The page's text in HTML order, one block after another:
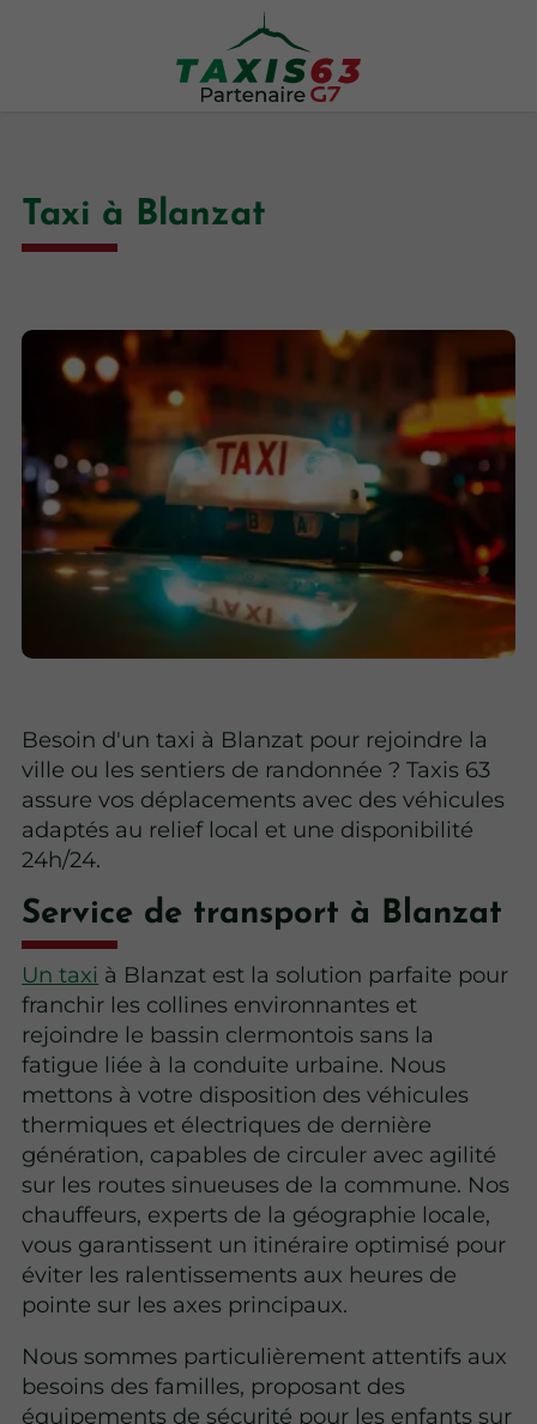
Taxi à Blanzat
Besoin d'un taxi à Blanzat pour rejoindre la
ville ou les sentiers de randonnée ? Taxis 63
assure vos déplacements avec des véhicules
adaptés au relief local et une disponibilité
24h/24.
Service de transport à Blanzat
Un taxi à Blanzat est la solution parfaite pour
franchir les collines environnantes et
rejoindre le bassin clermontois sans la
fatigue liée à la conduite urbaine. Nous
mettons à votre disposition des véhicules
thermiques et électriques de dernière
génération, capables de circuler avec agilité
sur les routes sinueuses de la commune. Nos
chauffeurs, experts de la géographie locale,
vous garantissent un itinéraire optimisé pour
éviter les ralentissements aux heures de
pointe sur les axes principaux.
Nous sommes particulièrement attentifs aux
besoins des familles, proposant des
équipements de sécurité pour les enfants sur